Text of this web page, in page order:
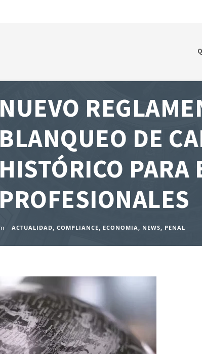
NUEVO
BLANQUEO DE
HISTÓRICO PARA
PROFESIONALES
ACTUALIDAD, COMPLIANCE, ECONOMIA, NEWS, PENAL